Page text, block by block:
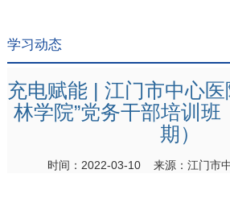
学习动态
充电赋能 | 江门市中心医
林学院”党务干部培训班
期）
时间：2022-03-10 来源：江门市